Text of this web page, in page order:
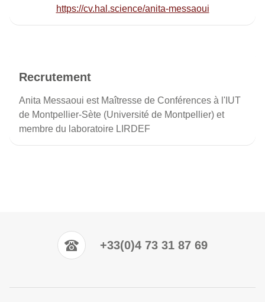
https://cv.hal.science/anita-messaoui
Recrutement
Anita Messaoui est Maîtresse de Conférences à l'IUT
de Montpellier-Sète (Université de Montpellier) et
membre du laboratoire LIRDEF
+33(0)4 73 31 87 69